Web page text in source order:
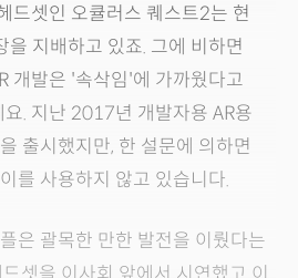
드셋인 오큘러스 퀘스트2는 현
을 지배하고 있죠. 그에 비하면
개발은 '속삭임'에 가까웠다고
. 지난 2017년 개발자용 AR용
출시했지만, 한 설문에 의하면
를 사용하지 않고 있습니다.
은 괄목한 만한 발전을 이뤘다는